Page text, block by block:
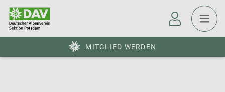
MITGLIED WERDEN